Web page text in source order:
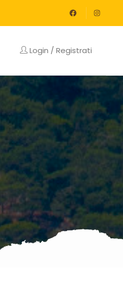
Login / Registrati